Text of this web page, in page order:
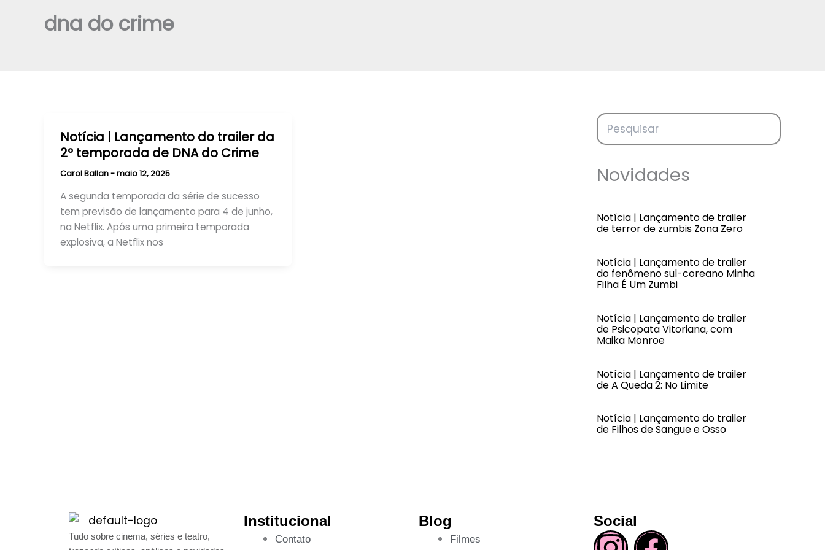
dna do crime
Notícia | Lançamento do trailer da
2º temporada de DNA do Crime
Carol Ballan-maio 12, 2025
A segunda temporada da série de sucesso
tem previsão de lançamento para 4 de junho,
na Netflix. Após uma primeira temporada
explosiva, a Netflix nos
Novidades
Notícia | Lançamento de trailer
de terror de zumbis Zona Zero
Notícia | Lançamento de trailer
do fenômeno sul-coreano Minha
Filha É Um Zumbi
Notícia | Lançamento de trailer
de Psicopata Vitoriana, com
Maika Monroe
Notícia | Lançamento de trailer
de A Queda 2: No Limite
Notícia | Lançamento do trailer
de Filhos de Sangue e Osso
Tudo sobre cinema, séries e teatro,
Institucional
Contato
Blog
Filmes
Social